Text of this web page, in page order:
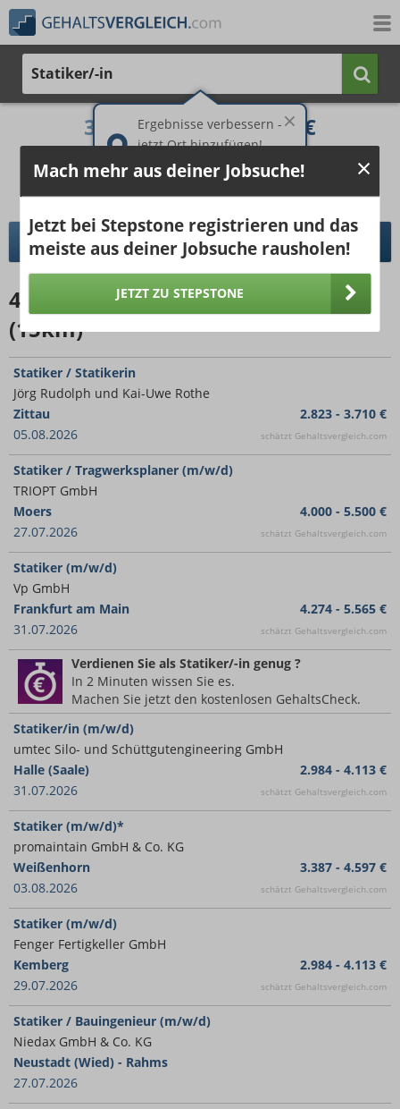
Ergebnisse verbessern -
jetzt Ort hinzufügen!
Statiker/-in
3.174 € 4.337 €
Bruttogehalt bei 40 Wochenstunden.
pro Jahr pro Monat
DETAILLIERTER GEHALTSVERGLEICH
446 Jobangebotefür Statiker/-in
(15km)
Statiker / Statikerin
Jörg Rudolph und Kai-Uwe Rothe
Zittau
05.08.2026
2.823 - 3.710 €
schätzt Gehaltsvergleich.com
Statiker / Tragwerksplaner (m/w/d)
TRIOPT GmbH
Moers
27.07.2026
4.000 - 5.500 €
schätzt Gehaltsvergleich.com
Statiker (m/w/d)
Vp GmbH
Frankfurt am Main
31.07.2026
4.274 - 5.565 €
schätzt Gehaltsvergleich.com
Verdienen Sie als Statiker/-in genug ?
In 2 Minuten wissen Sie es.
Machen Sie jetzt den kostenlosen GehaltsCheck.
Statiker/in (m/w/d)
umtec Silo- und Schüttgutengineering GmbH
Halle (Saale)
31.07.2026
2.984 - 4.113 €
schätzt Gehaltsvergleich.com
Statiker (m/w/d)*
promaintain GmbH & Co. KG
Weißenhorn
03.08.2026
3.387 - 4.597 €
schätzt Gehaltsvergleich.com
Statiker (m/w/d)
Fenger Fertigkeller GmbH
Kemberg
29.07.2026
2.984 - 4.113 €
schätzt Gehaltsvergleich.com
Statiker / Bauingenieur (m/w/d)
Niedax GmbH & Co. KG
Neustadt (Wied) - Rahms
27.07.2026
Mach mehr aus deiner Jobsuche!
Jetzt bei Stepstone registrieren und das
meiste aus deiner Jobsuche rausholen!
JETZT ZU STEPSTONE